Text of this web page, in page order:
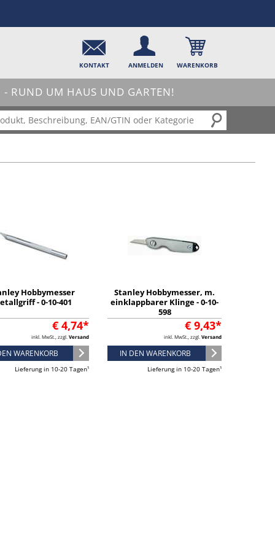
KONTAKT ANMELDEN WARENKORB
RUND UM HAUS UND GARTEN!
Hobbymesser
- 0-10-401
€ 4,74*
inkl. MwSt., zzgl. Versand
WARENKORB
Lieferung in 10-20 Tagen¹
Stanley Hobbymesser, m.
einklappbarer Klinge - 0-10-
598
€ 9,43*
inkl. MwSt., zzgl. Versand
IN DEN WARENKORB
Lieferung in 10-20 Tagen¹